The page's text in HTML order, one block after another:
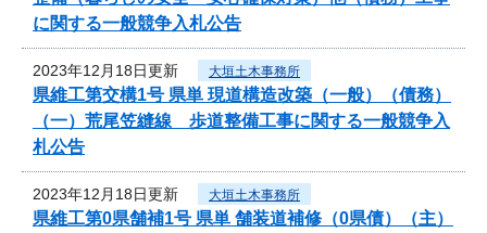
に関する一般競争入札公告
2023年12月18日更新 大垣土木事務所
県維工第交構1号 県単 現道構造改築（一般）（債務）
（一）荒尾笠縫線 歩道整備工事に関する一般競争入
札公告
2023年12月18日更新 大垣土木事務所
県維工第0県舗補1号 県単 舗装道補修（0県債）（主）